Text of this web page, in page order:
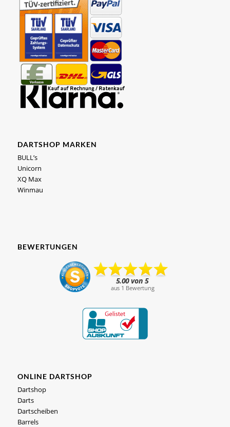
DARTSHOP MARKEN
BULL’s
Unicorn
XQ Max
Winmau
BEWERTUNGEN
ONLINE DARTSHOP
Dartshop
Darts
Dartscheiben
Barrels